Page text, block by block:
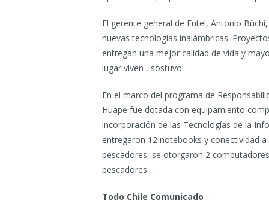
El gerente general de Entel, Antonio
nuevas tecnologías inalámbricas.
entregan una mejor calidad de vida y
lugar viven , sostuvo.
En el marco del programa de
Huape fue dotada con equipamiento
incorporación de las Tecnologías de la
entregaron 12 notebooks y conectividad
pescadores, se otorgaron 2
pescadores.
Todo Chile Comunicado